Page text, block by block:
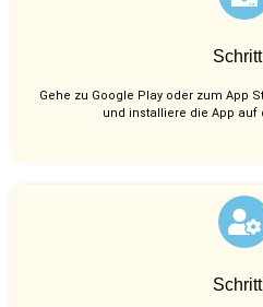
Gehe zu Google Play oder zum App
und installiere die App